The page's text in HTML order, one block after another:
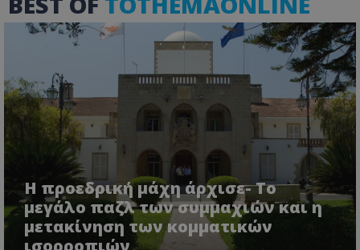
Η προεδρική μάχη άρχισε- Το
μεγάλο παζλ των συμμαχιών και η
μετακίνηση των κομματικών
ASP.NET_SessionId
Microsoft Corporation
VISITOR_PRIVACY_METADATA
YouTube
.youtube.com